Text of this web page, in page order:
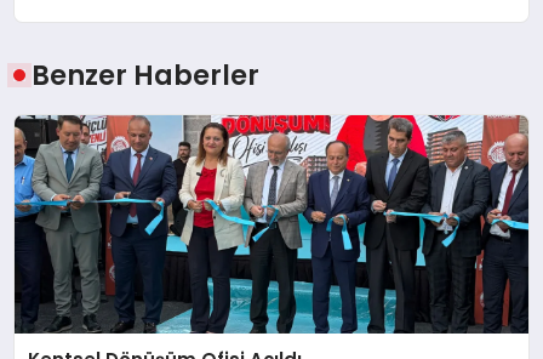
Benzer Haberler